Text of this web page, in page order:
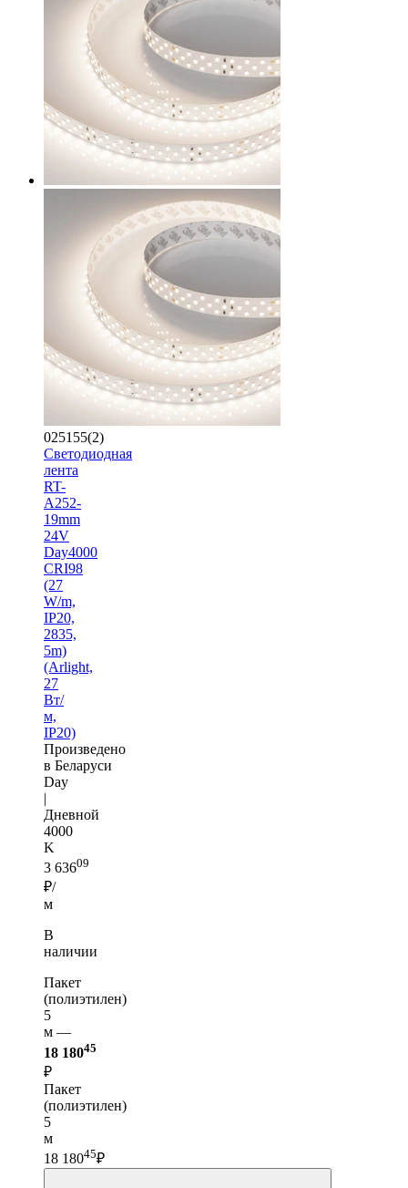
025155(2)
Светодиодная
лента
RT-
A252-
19mm
24V
Day4000
CRI98
(27
W/m,
IP20,
2835,
5m)
(Arlight,
27
Вт/
м,
IP20)
Произведено
в Беларуси
Day
|
Дневной
4000
K
3 63609
₽/
м
В
наличии
Пакет
(полиэтилен)
5
м —
18 18045
₽
Пакет
(полиэтилен)
5
м
18 18045₽